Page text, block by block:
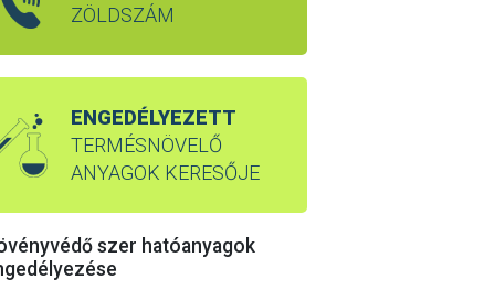
ZÖLDSZÁM
ENGEDÉLYEZETT
TERMÉSNÖVELŐ
ANYAGOK KERESŐJE
szer hatóanyagok